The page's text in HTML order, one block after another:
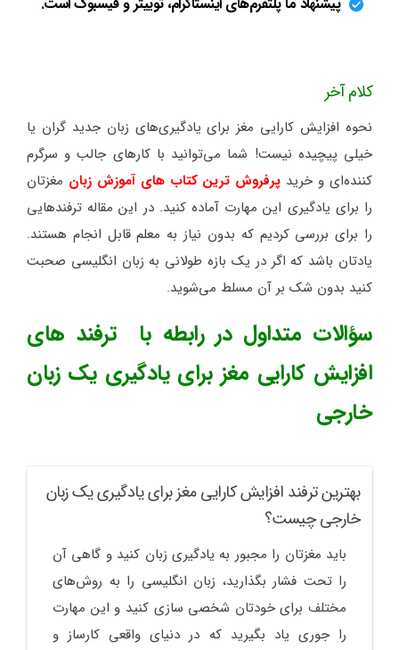
کلام آخر
نحوه افزایش کارایی مغز برای یادگیری‌های زبان جدید گران یا
خیلی پیچیده نیست! شما می‌توانید با کارهای جالب و سرگرم
کننده‌ای و خرید پرفروش ترین کتاب های آموزش زبان مغزتان
را برای یادگیری این مهارت آماده کنید. در این مقاله ترفندهایی
را برای بررسی کردیم که بدون نیاز به معلم قابل انجام هستند.
یادتان باشد که اگر در یک بازه طولانی به زبان انگلیسی صحبت
کنید بدون شک بر آن مسلط می‌شوید.
سؤالات متداول در رابطه با ترفند های
افزایش کارایی مغز برای یادگیری یک زبان
خارجی
بهترین ترفند افزایش کارایی مغز برای یادگیری یک زبان
خارجی چیست؟
باید مغزتان را مجبور به یادگیری زبان کنید و گاهی آن
را تحت فشار بگذارید، زبان انگلیسی را به روش‌های
مختلف برای خودتان شخصی سازی کنید و این مهارت
را جوری یاد بگیرید که در دنیای واقعی کارساز و